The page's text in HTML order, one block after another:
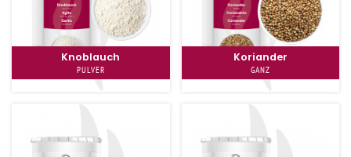
Knoblauch
PULVER
Koriander
GANZ